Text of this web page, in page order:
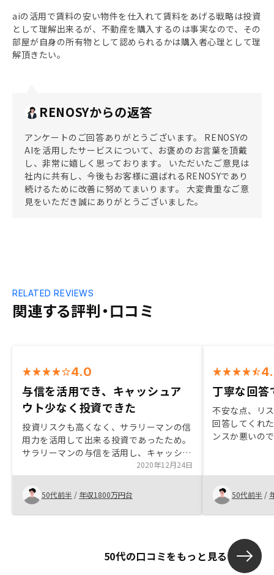
aiの活用で賃料の安い物件を仕入れて賃料をあげる戦略は投資
として理解出来るが、不動産を購入するのは事実なので、その
部屋が自身の所有物として認められるかは購入者心理として理
解頂きたい。
RENOSYからの返答
アンケートのご回答ありがとうございます。 RENOSYの
AIを活用したサービスについて、お褒めのお言葉を頂戴
し、非常に嬉しく思っております。 いただいたご意見は
社内に共有し、今後もお客様に選ばれるRENOSYであり
続けるために改善に努めてまいります。 大変貴重なご意
見をいただき誠にありがとうございました。
関連する評判・口コミ
RELATED REVIEWS
4.0
与信を活用でき、キャッシュア
ウト少なく投資できた
投資リスクも高くなく、サラリーマンの信
用力を活用して出来る投資であったため。
サラリーマンの与信を活用し、キャッシュ
アウトをほぼ伴わない投資だったので購入
を決断しました。節税対策の有無及び有る
場合の概算をもう少し詳しく知りたかっ
た。キャッシュフローシュミレーションを
所得税引き後でお願いしたいです。
2020年12月24日
50代前半 / 年収1800万円台
丁寧な回答
不安な点、リ
回答してくれ
ンスか悪いの
50代前半 /
50代の口コミをもっと見る